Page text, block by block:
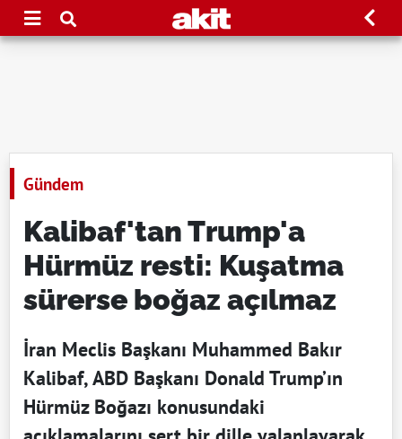
Gündem
Kalibaf'tan Trump'a
Hürmüz resti: Kuşatma
sürerse boğaz açılmaz
İran Meclis Başkanı Muhammed Bakır
Kalibaf, ABD Başkanı Donald Trump’ın
Hürmüz Boğazı konusundaki